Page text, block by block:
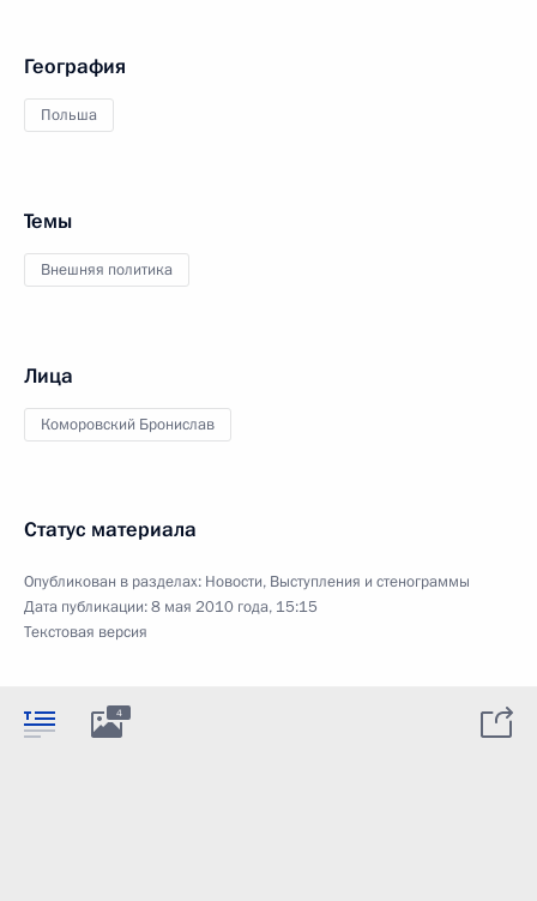
География
Польша
Темы
Внешняя политика
Лица
Коморовский Бронислав
Статус материала
Опубликован в разделах: Новости, Выступления и стенограммы
Дата публикации:8 мая 2010 года, 15:15
Текстовая версия
4